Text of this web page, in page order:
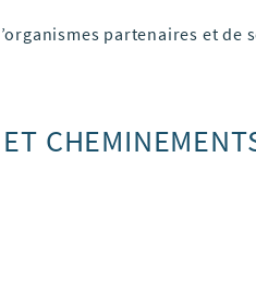
partenaires et de